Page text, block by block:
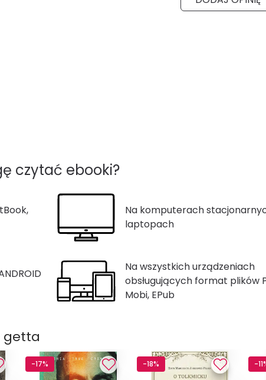
czytać ebooki?
Na komputerach
laptopach
Na wszystkich urządzeniach
obsługujących format plików
Mobi, EPub
getta
-17% -18% -